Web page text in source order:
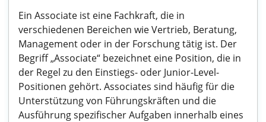
Ein Associate ist eine Fachkraft, die in
verschiedenen Bereichen wie Vertrieb, Beratung,
Management oder in der Forschung tätig ist. Der
Begriff „Associate“ bezeichnet eine Position, die in
der Regel zu den Einstiegs- oder Junior-Level-
Positionen gehört. Associates sind häufig für die
Unterstützung von Führungskräften und die
Ausführung spezifischer Aufgaben innerhalb eines